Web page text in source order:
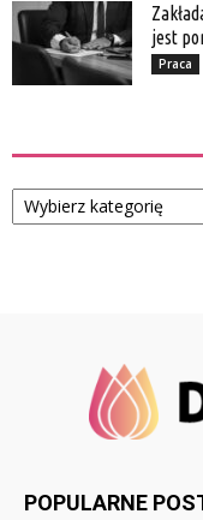
jest
Praca
Kategorie
POPULARNE